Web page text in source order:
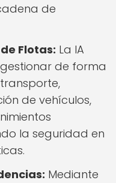
de
Flotas: La IA
de forma
de vehículos,
la seguridad en
Mediante